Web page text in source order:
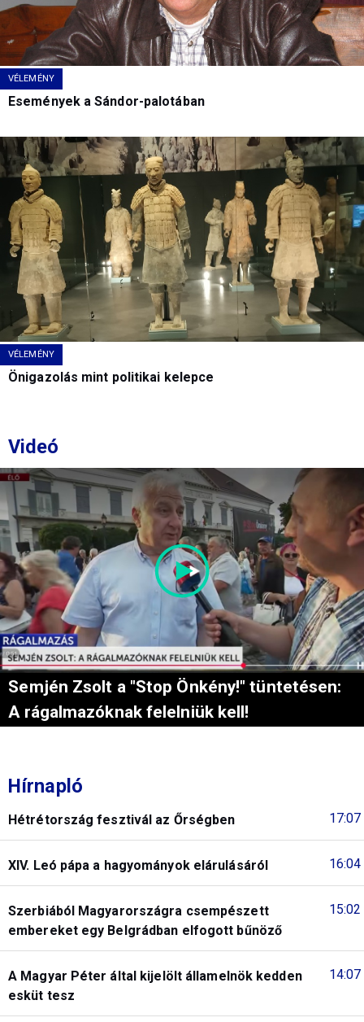
VÉLEMÉNY
Események a Sándor-palotában
VÉLEMÉNY
Önigazolás mint politikai kelepce
Videó
Semjén Zsolt a "Stop Önkény!" tüntetésen:
A rágalmazóknak felelniük kell!
Hírnapló
17:07
Hétrétország fesztivál az Őrségben
16:04
XIV. Leó pápa a hagyományok elárulásáról
15:02
Szerbiából Magyarországra csempészett
embereket egy Belgrádban elfogott bűnöző
14:07
A Magyar Péter által kijelölt államelnök kedden
esküt tesz